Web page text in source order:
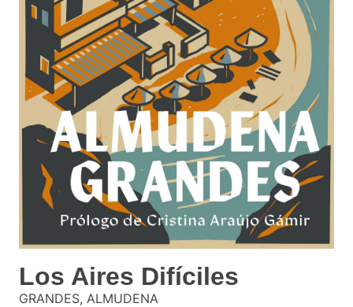
Los Aires Difíciles
GRANDES, ALMUDENA